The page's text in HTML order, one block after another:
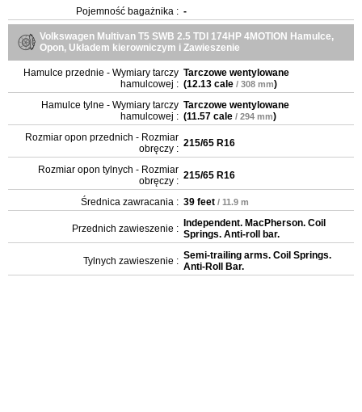
Pojemność bagażnika : -
Volkswagen Multivan T5 SWB 2.5 TDI 174HP 4MOTION Hamulce,
Opon, Układem kierowniczym i Zawieszenie
Hamulce przednie - Wymiary tarczy
hamulcowej :
Tarczowe wentylowane
(12.13 cale / 308 mm)
Hamulce tylne - Wymiary tarczy
hamulcowej :
Tarczowe wentylowane
(11.57 cale / 294 mm)
Rozmiar opon przednich - Rozmiar
obręczy : 215/65 R16
Rozmiar opon tylnych - Rozmiar
obręczy : 215/65 R16
Średnica zawracania : 39 feet / 11.9 m
Przednich zawieszenie :
Independent. MacPherson. Coil
Springs. Anti-roll bar.
Tylnych zawieszenie : Semi-trailing arms. Coil Springs.
Anti-Roll Bar.